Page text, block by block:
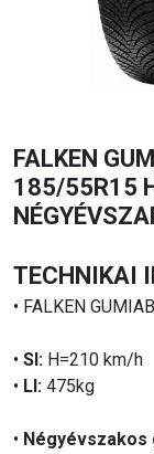
FALKEN
185/55R15
TECHNIKAI
• FALKEN
• SI: H=210 km/h
• LI: 475kg
• Négyévszakos